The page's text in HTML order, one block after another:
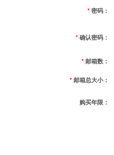
*密码：
*确认密码：
*邮箱数：
*邮箱总大小：
购买年限：